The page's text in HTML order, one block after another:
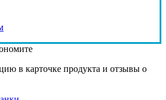
в карточке продукта и отзывы о